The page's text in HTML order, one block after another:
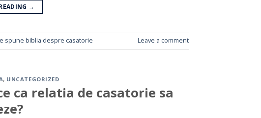
→
spune biblia despre casatorie Leave a comment
, UNCATEGORIZED
ca relatia de casatorie sa